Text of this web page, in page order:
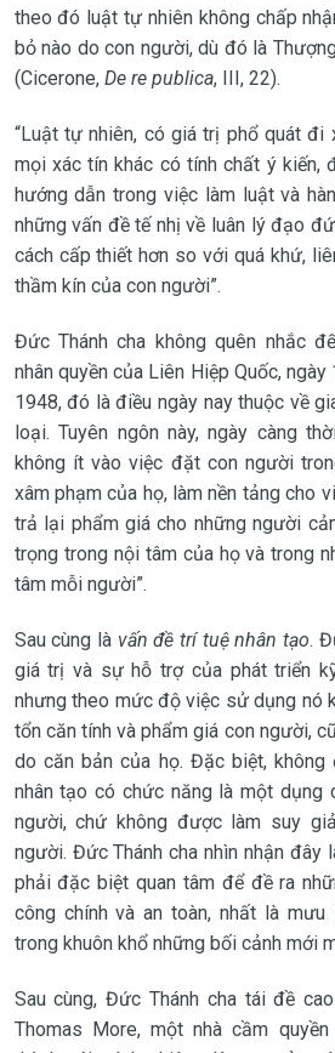
theo đó luật tự nhiên không chấp
bỏ nào do con người, dù đó là
(Cicerone, De re publica, III, 22).
“Luật tự nhiên, có giá trị phổ quát đi
mọi xác tín khác có tính chất ý kiến,
hướng dẫn trong việc làm luật và
những vấn đề tế nhị về luân lý đạo
cách cấp thiết hơn so với quá khứ,
thầm kín của con người”.
Đức Thánh cha không quên nhắc
nhân quyền của Liên Hiệp Quốc,
1948, đó là điều ngày nay thuộc về
loại. Tuyên ngôn này, ngày càng
không ít vào việc đặt con người
xâm phạm của họ, làm nền tảng cho
trả lại phẩm giá cho những người
trọng trong nội tâm của họ và trong
tâm mỗi người”.
Sau cùng là vấn đề trí tuệ nhân tạo.
giá trị và sự hỗ trợ của phát triển
nhưng theo mức độ việc sử dụng nó
tổn căn tính và phẩm giá con người,
do căn bản của họ. Đặc biệt,
nhân tạo có chức năng là một dụng
người, chứ không được làm suy
người. Đức Thánh cha nhìn nhận đây
phải đặc biệt quan tâm để đề ra
công chính và an toàn, nhất là
trong khuôn khổ những bối cảnh mới
Sau cùng, Đức Thánh cha tái đề
Thomas More, một nhà cầm